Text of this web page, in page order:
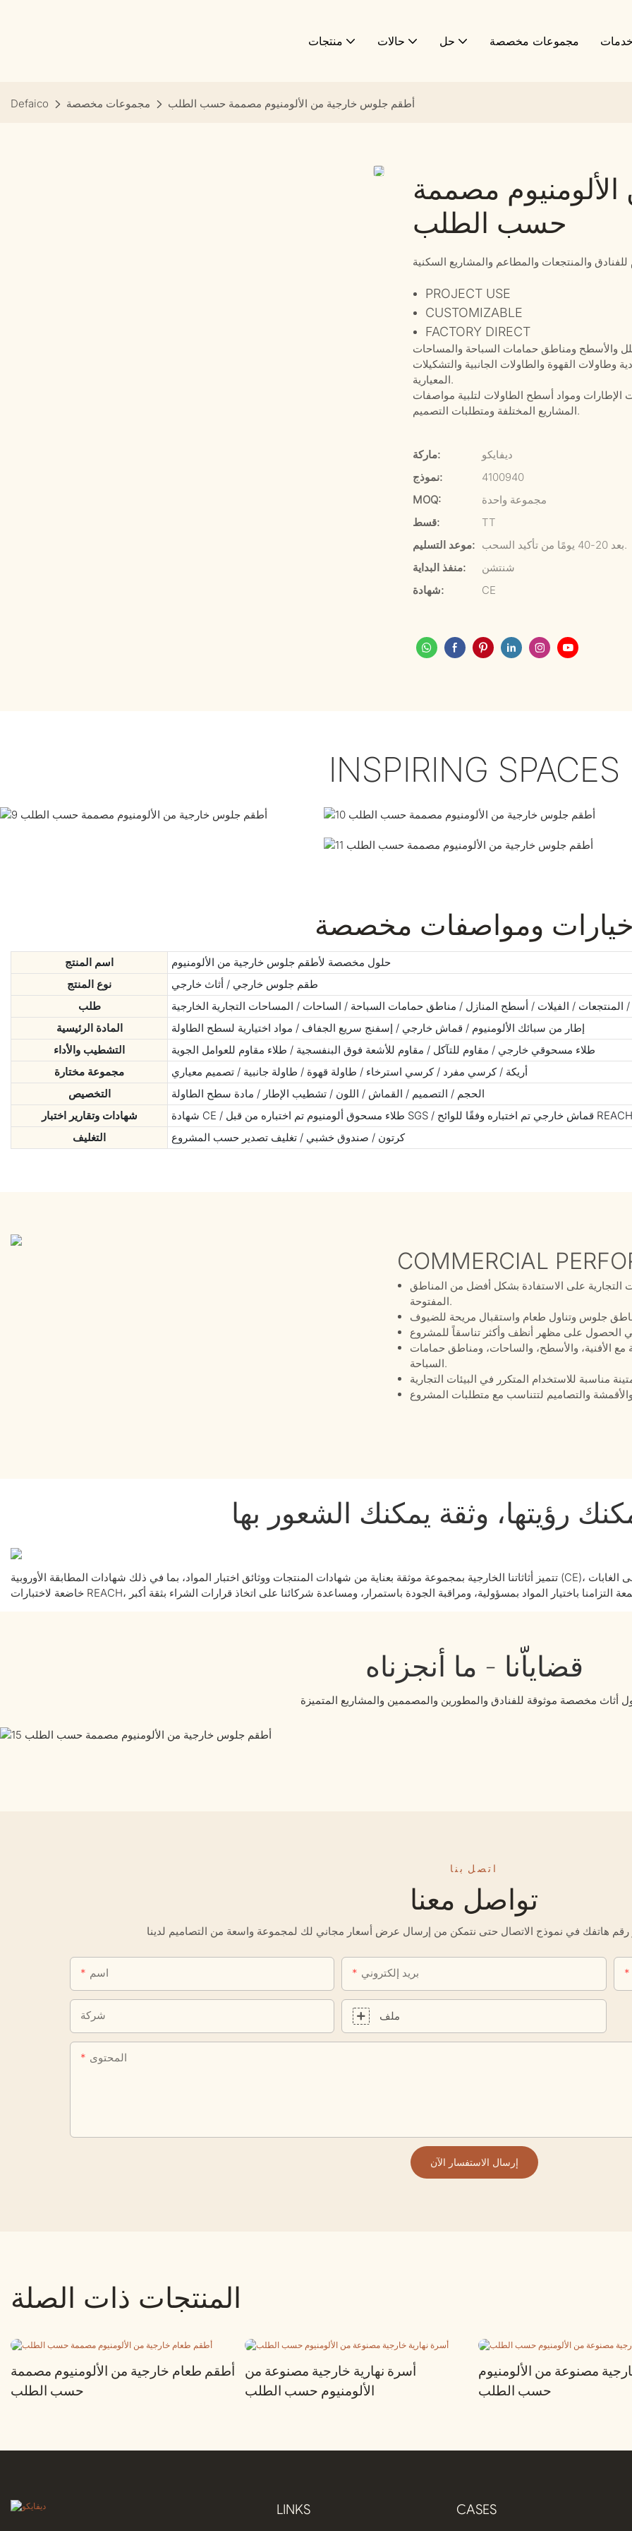
منتجات حالات حل مجموعات مخصصة
Defaico مجموعات مخصصة أطقم جلوس خارجية من الألومنيوم مصممة حسب الطلب
مصممة
حسب الطلب
والمنتجعات والمطاعم والمشاريع السكنية
PROJECT USE
CUSTOMIZABLE
FACTORY DIRECT
والأسطح ومناطق حمامات السباحة والمساحات
وطاولات القهوة والطاولات الجانبية والتشكيلات
المعيارية.
الإطارات ومواد أسطح الطاولات لتلبية مواصفات
المشاريع المختلفة ومتطلبات التصميم.
ماركة:
ديفايكو
نموذج:
4100940
MOQ:
مجموعة واحدة
قسط:
TT
موعد التسليم:
بعد 20-40 يومًا من تأكيد السحب.
منفذ البداية:
شنتشن
شهادة:
CE
INSPIRING SPACES
ومواصفات مخصصة
اسم المنتج
حلول مخصصة لأطقم جلوس خارجية من الألومنيوم
نوع المنتج
طقم جلوس خارجي / أثاث خارجي
طلب
/ المنتجعات / الفيلات / أسطح المنازل / مناطق حمامات السباحة / الساحات / المساحات التجارية الخارجية
المادة الرئيسية
إطار من سبائك الألومنيوم / قماش خارجي / إسفنج سريع الجفاف / مواد اختيارية لسطح الطاولة
التشطيب والأداء
طلاء مسحوقي خارجي / مقاوم للتآكل / مقاوم للأشعة فوق البنفسجية / طلاء مقاوم للعوامل الجوية
مجموعة مختارة
أريكة / كرسي مفرد / كرسي استرخاء / طاولة قهوة / طاولة جانبية / تصميم معياري
التخصيص
الحجم / التصميم / القماش / اللون / تشطيب الإطار / مادة سطح الطاولة
شهادات وتقارير اختبار
التغليف
كرتون / صندوق خشبي / تغليف تصدير حسب المشروع
COMMERCIAL
التجارية على الاستفادة بشكل أفضل من المناطق
المفتوحة.
مع الأفنية، والأسطح، والساحات، ومناطق حمامات
السباحة.
رؤيتها، وثقة يمكنك الشعور بها
تتميز أثاثاتنا الخارجية بمجموعة موثقة بعناية من شهادات المنتجات ووثائق اختبار المواد، بما في ذلك شهادات المطابقة الأوروبية (CE)، وشهادة سلسلة التوريد من مجلس الإشراف على الغابات (FSC)، وأقمشة خارجية
قضاياّنا - ما أنجزناه
اتصل بنا
تواصل معنا
اسم بريد إلكتروني
شركة ملف
المحتوى
إرسال الاستفسار الآن
المنتجات ذات الصلة
أطقم طعام خارجية من الألومنيوم مصممة
حسب الطلب
أسرة نهارية خارجية مصنوعة من
الألومنيوم حسب الطلب
مصنوعة من الألومنيوم
حسب الطلب
LINKS CASES